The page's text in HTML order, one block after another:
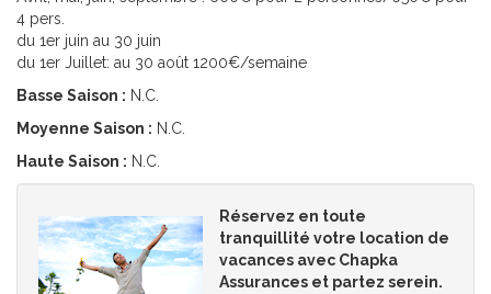
4 pers.
du 1er juin au 30 juin
du 1er Juillet: au 30 août 1200€/semaine
Basse Saison : N.C.
Moyenne Saison : N.C.
Haute Saison : N.C.
Réservez en toute
tranquillité votre location de
vacances avec Chapka
Assurances et partez serein.